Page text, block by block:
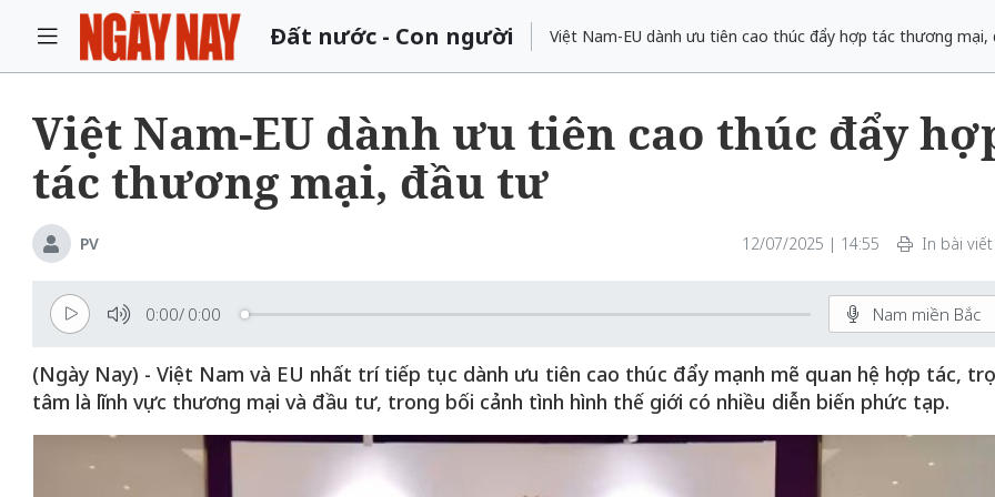
Đất nước - Con người Việt Nam-EU dành ưu tiên cao thúc đẩy hợp tác thương mại,
Việt Nam-EU dành ưu tiên cao thúc đẩy
tác thương mại, đầu tư
PV 12/07/2025 | 14:55 In bài viết
0:00/ 0:00 Nam miền Bắc
(Ngày Nay) - Việt Nam và EU nhất trí tiếp tục dành ưu tiên cao thúc đẩy mạnh mẽ quan hệ hợp tác,
tâm là lĩnh vực thương mại và đầu tư, trong bối cảnh tình hình thế giới có nhiều diễn biến phức tạp.